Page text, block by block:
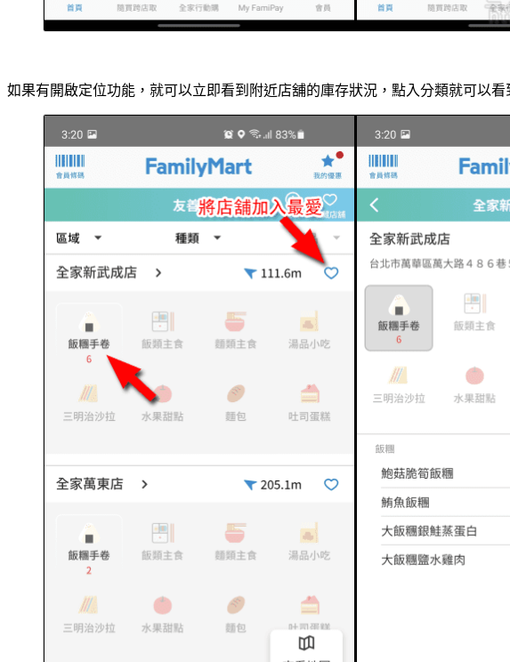
如果有開啟定位功能，就可以立即看到附近店舖的庫存狀況，點入分類就可以